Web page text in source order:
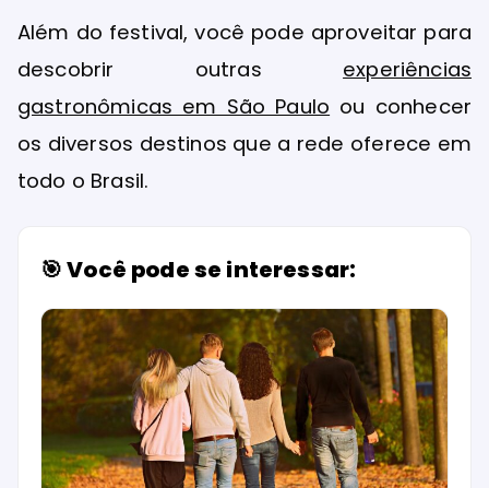
Além do festival, você pode aproveitar para
descobrir outras experiências
gastronômicas em São Paulo ou conhecer
os diversos destinos que a rede oferece em
todo o Brasil.
🎯 Você pode se interessar: